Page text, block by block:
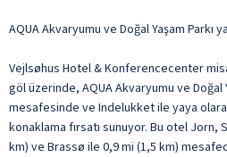
AQUA Akvaryumu ve Doğal Yaşam Parkı
Vejlsøhus Hotel & Konferencecenter
göl üzerinde, AQUA Akvaryumu ve Doğal
mesafesinde ve Indelukket ile yaya
konaklama fırsatı sunuyor. Bu otel Jorn,
km) ve Brassø ile 0,9 mi (1,5 km)